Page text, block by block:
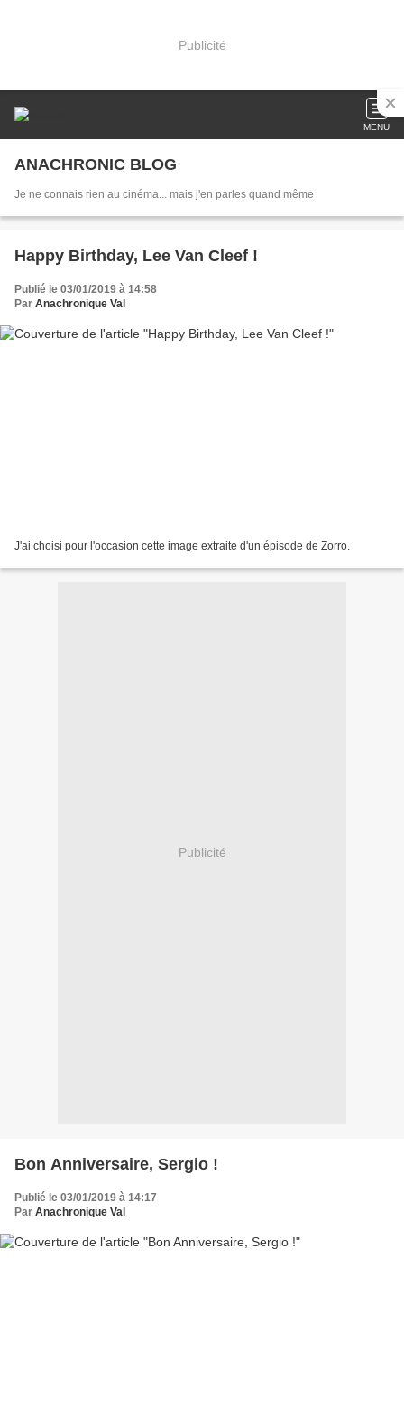
Publicité
MENU
ANACHRONIC BLOG
Je ne connais rien au cinéma... mais j'en parles quand même
Happy Birthday, Lee Van Cleef !
Publié le 03/01/2019 à 14:58
Par Anachronique Val
J'ai choisi pour l'occasion cette image extraite d'un épisode de Zorro.
Publicité
Bon Anniversaire, Sergio !
Publié le 03/01/2019 à 14:17
Par Anachronique Val